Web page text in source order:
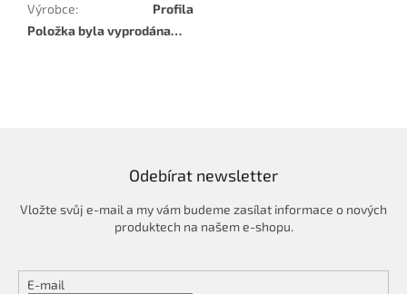
Výrobce:
Profila
Položka byla vyprodána…
Odebírat newsletter
Vložte svůj e-mail a my vám budeme zasílat informace o nových
produktech na našem e-shopu.
E-mail